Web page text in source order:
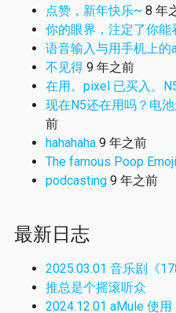
点赞，新年快乐~ 8 年
你的眼界，注定了你能
语音输入与用手机上的
不见得 9 年之前
在用。pixel 已买入。
现在N5还在用吗？电
前
hahahaha 9 年之前
The famous Poop
podcasting 9 年之前
最新日志
2025.03.01 音乐剧《
推总是个摇滚听众
2024.12.01 aMule 使用